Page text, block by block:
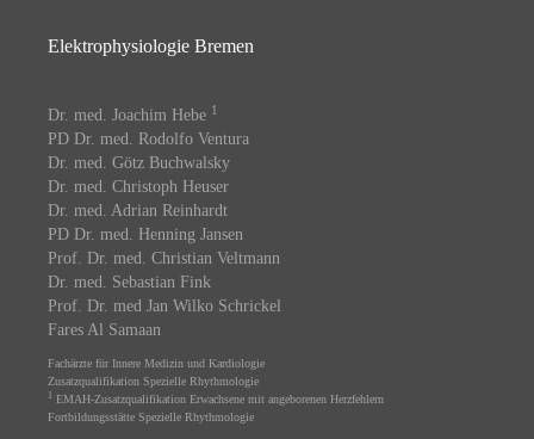
Elektrophysiologie Bremen
Dr. med. Joachim Hebe 1
PD Dr. med. Rodolfo Ventura
Dr. med. Götz Buchwalsky
Dr. med. Christoph Heuser
Dr. med. Adrian Reinhardt
PD Dr. med. Henning Jansen
Prof. Dr. med. Christian Veltmann
Dr. med. Sebastian Fink
Prof. Dr. med Jan Wilko Schrickel
Fares Al Samaan
Fachärzte für Innere Medizin und Kardiologie
Zusatzqualifikation Spezielle Rhythmologie
1 EMAH-Zusatzqualifikation Erwachsene mit angeborenen Herzfehlern
Fortbildungsstätte Spezielle Rhythmologie